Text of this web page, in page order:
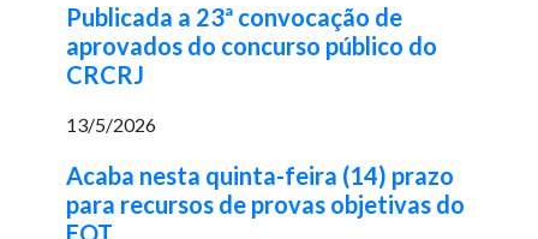
Publicada a 23ª convocação de
aprovados do concurso público do
CRCRJ
13/5/2026
Acaba nesta quinta-feira (14) prazo
para recursos de provas objetivas do
EQT